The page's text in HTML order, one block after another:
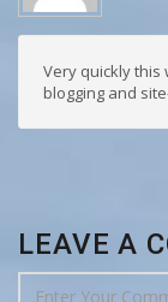
Very quickly this
blogging and
LEAVE A